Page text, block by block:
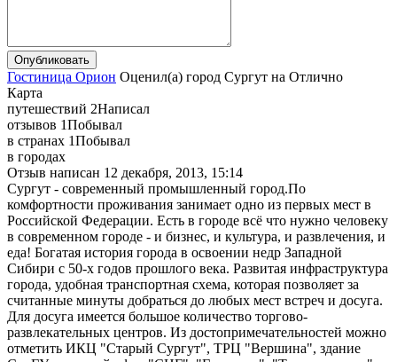
Гостиница Орион Оценил(а) город Сургут на Отлично
Карта
путешествий 2Написал
отзывов 1Побывал
в странах 1Побывал
в городах
Отзыв написан 12 декабря, 2013, 15:14
Сургут - современный промышленный город.По
комфортности проживания занимает одно из первых мест в
Российской Федерации. Есть в городе всё что нужно человеку
в современном городе - и бизнес, и культура, и развлечения, и
еда! Богатая история города в освоении недр Западной
Сибири с 50-х годов прошлого века. Развитая инфраструктура
города, удобная транспортная схема, которая позволяет за
считанные минуты добраться до любых мест встреч и досуга.
Для досуга имеется большое количество торгово-
развлекательных центров. Из достопримечательностей можно
отметить ИКЦ "Старый Сургут", ТРЦ "Вершина", здание